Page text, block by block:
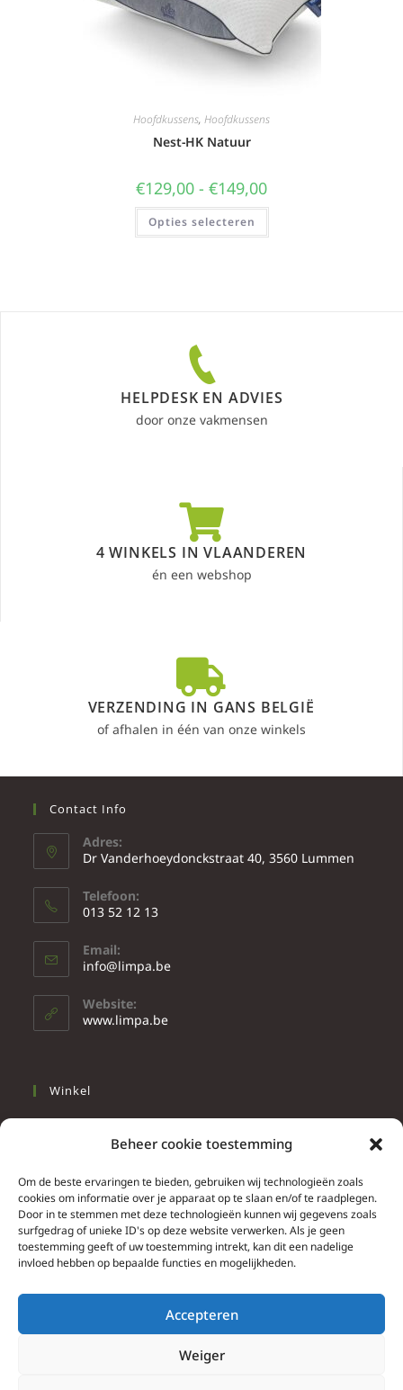
Beheer cookie toestemming
Om de beste ervaringen te bieden, gebruiken wij technologieën zoals
cookies om informatie over je apparaat op te slaan en/of te raadplegen.
Door in te stemmen met deze technologieën kunnen wij gegevens zoals
surfgedrag of unieke ID's op deze website verwerken. Als je geen
toestemming geeft of uw toestemming intrekt, kan dit een nadelige
invloed hebben op bepaalde functies en mogelijkheden.
Accepteren
Weiger
Hoofdkussens, Hoofdkussens
Nest-HK Natuur
€129,00 - €149,00
Opties selecteren
HELPDESK EN ADVIES
door onze vakmensen
4 WINKELS IN VLAANDEREN
én een webshop
VERZENDING IN GANS BELGIË
of afhalen in één van onze winkels
Contact Info
Adres:
Dr Vanderhoeydonckstraat 40, 3560 Lummen
Telefoon:
013 52 12 13
Email:
info@limpa.be
Website:
www.limpa.be
Winkel
Wonen
Info
Contacteer ons